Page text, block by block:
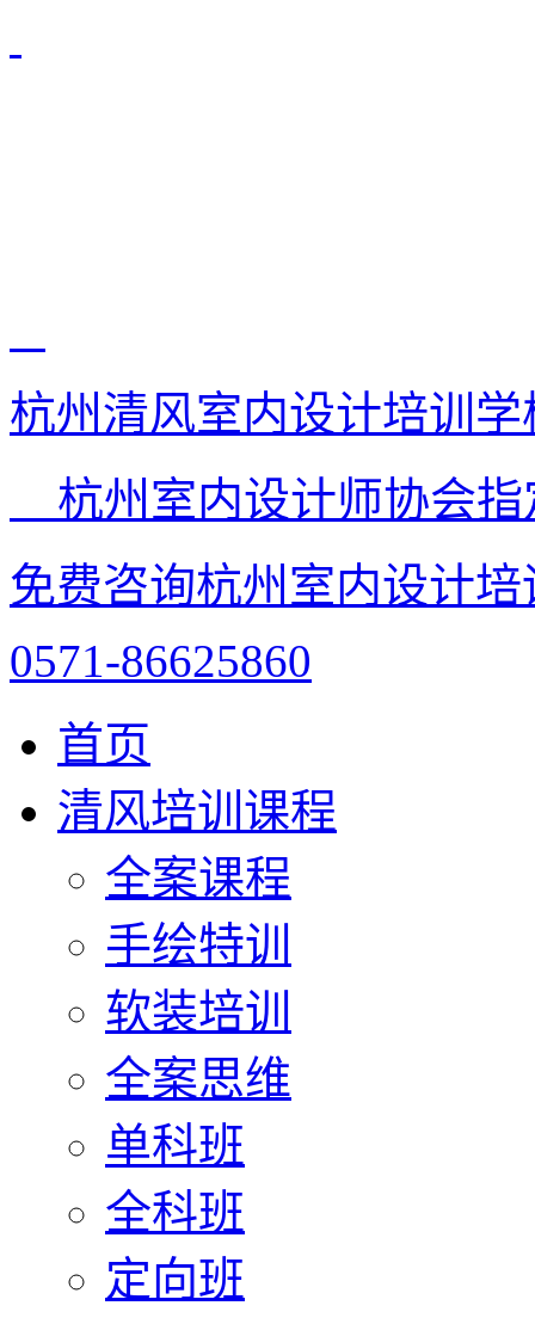
杭州清风室内设计培训学
杭州室内设计师协会
免费咨询杭州室内设计
0571-86625860
首页
清风培训课程
全案课程
手绘特训
软装培训
全案思维
单科班
全科班
定向班